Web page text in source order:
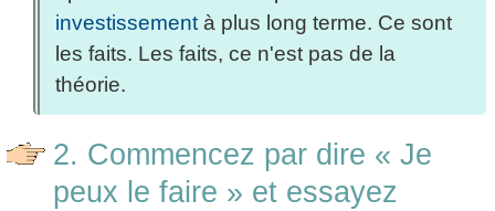
investissementà plus long terme. Ce sont
les faits. Les faits, ce n'est pas de la
théorie.
2. Commencez par dire « Je
peux le faire » et essayez